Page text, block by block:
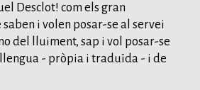
Desclot! com els gran
i volen posar-se al servei
del lluiment, sap i vol posar-se
- pròpia i traduïda - i de